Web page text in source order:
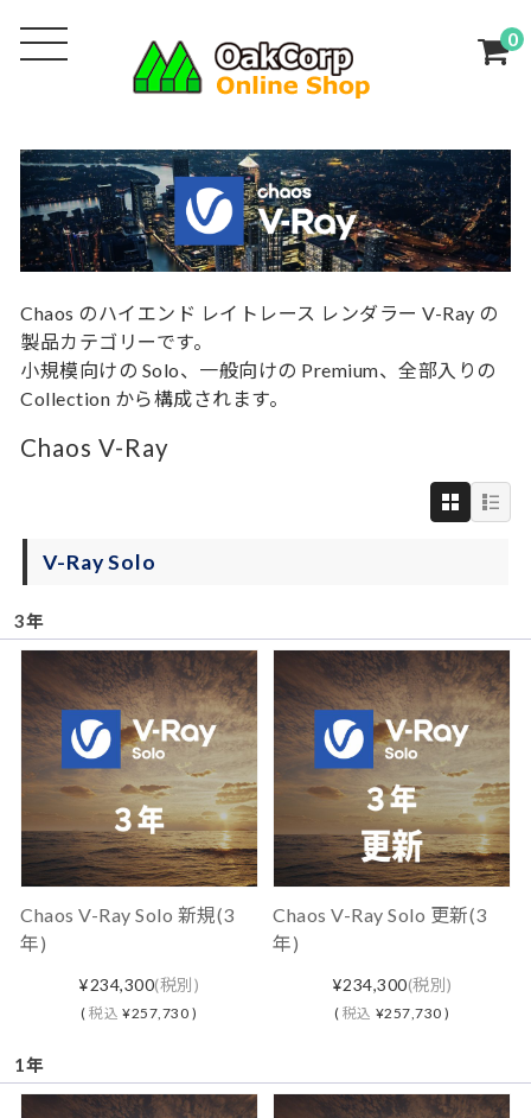
0
Chaos のハイエンド レイトレース レンダラー V-Ray の
製品カテゴリーです。
小規模向けの Solo、一般向けの Premium、全部入りの
Collection から構成されます。
Chaos V-Ray
V-Ray Solo
3年
Chaos V-Ray Solo 新規(3
年)
¥234,300(税別)
(税込 ¥257,730 )
Chaos V-Ray Solo 更新(3
年)
¥234,300(税別)
( 税込 ¥257,730 )
1年